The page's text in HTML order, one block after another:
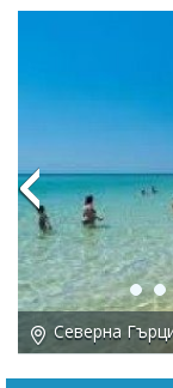
Северна
Previous